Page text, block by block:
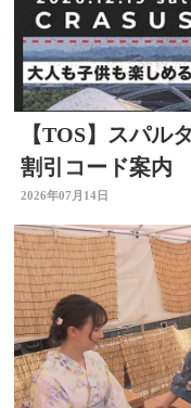
【TOS】スパル
割引コード案内
2026年07月14日